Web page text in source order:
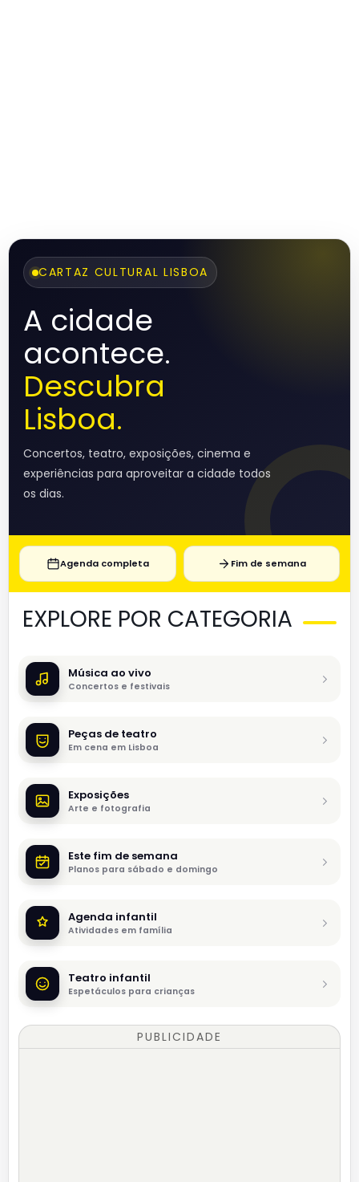
CARTAZ CULTURAL LISBOA
A cidade
acontece.
Descubra
Lisboa.
Concertos, teatro, exposições, cinema e
experiências para aproveitar a cidade todos
os dias.
Agenda completa Fim de semana
EXPLORE POR CATEGORIA
Música ao vivo
Concertos e festivais
Peças de teatro
Em cena em Lisboa
Exposições
Arte e fotografia
Este fim de semana
Planos para sábado e domingo
Agenda infantil
Atividades em família
Teatro infantil
Espetáculos para crianças
PUBLICIDADE